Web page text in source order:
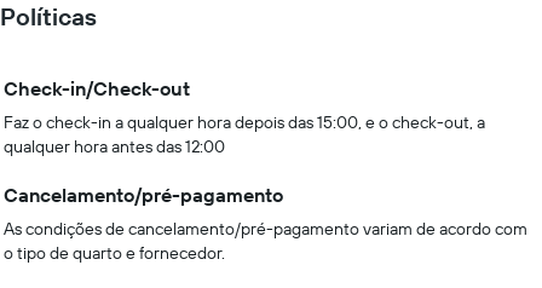
Políticas
Check-in/Check-out
Faz o check-in a qualquer hora depois das 15:00, e o check-out, a
qualquer hora antes das 12:00
Cancelamento/pré-pagamento
As condições de cancelamento/pré-pagamento variam de acordo com
o tipo de quarto e fornecedor.